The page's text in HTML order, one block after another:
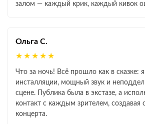
залом — каждый крик, каждый кивок
Ольга С.
★★★★★
Что за ночь! Всё прошло как в сказке:
инсталляции, мощный звук и
сцене. Публика была в экстазе, а
контакт с каждым зрителем,
концерта.